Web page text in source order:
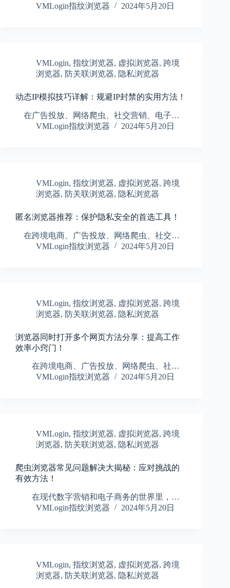
VMLogin指纹浏览器
2024年5月20日
VMLogin, 指纹浏览器, 虚拟浏览器, 跨境
浏览器, 防关联浏览器, 隐私浏览器
动态IP模拟技巧详解：规避IP封禁的实用方法！
在广告投放、网络爬虫、社交营销、电子…
VMLogin指纹浏览器
2024年5月20日
VMLogin, 指纹浏览器, 虚拟浏览器, 跨境
浏览器, 防关联浏览器, 隐私浏览器
匿名浏览器推荐：保护隐私安全的首选工具！
在跨境电商、广告投放、网络爬虫、社交…
VMLogin指纹浏览器
2024年5月20日
VMLogin, 指纹浏览器, 虚拟浏览器, 跨境
浏览器, 防关联浏览器, 隐私浏览器
浏览器同时打开多个网页方法分享：提高工作
效率小窍门！
在跨境电商、广告投放、网络爬虫、社…
VMLogin指纹浏览器
2024年5月20日
VMLogin, 指纹浏览器, 虚拟浏览器, 跨境
浏览器, 防关联浏览器, 隐私浏览器
爬虫浏览器常见问题解决大揭秘：应对挑战的
有效方法！
在现代数字营销和电子商务的世界里，…
VMLogin指纹浏览器
2024年5月20日
VMLogin, 指纹浏览器, 虚拟浏览器, 跨境
浏览器, 防关联浏览器, 隐私浏览器